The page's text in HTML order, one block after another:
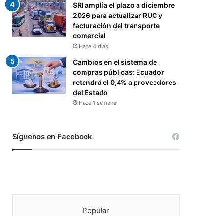
SRI amplía el plazo a diciembre
2026 para actualizar RUC y
facturación del transporte
comercial
Hace 4 días
Cambios en el sistema de
compras públicas: Ecuador
retendrá el 0,4% a proveedores
del Estado
Hace 1 semana
Síguenos en Facebook
Popular